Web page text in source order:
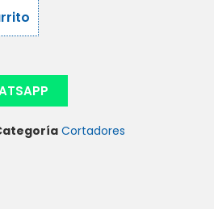
Cortadores